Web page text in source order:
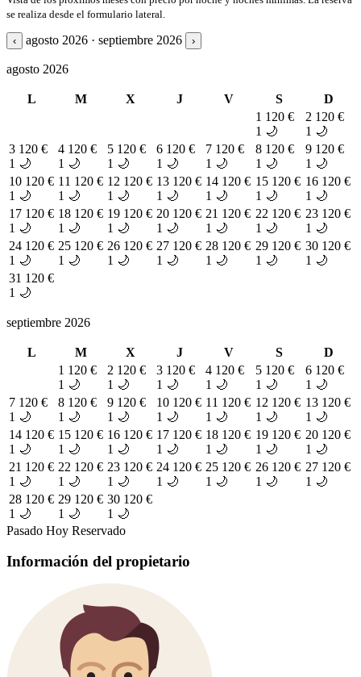
se realiza desde el formulario lateral.
‹ agosto 2026 · septiembre 2026 ›
agosto 2026
L M X J V S
D
1 120 €
1 🌙
2 120 €
1 🌙
3 120 €
1 🌙
4 120 €
1 🌙
5 120 €
1 🌙
6 120 €
1 🌙
7 120 €
1 🌙
8 120 €
1 🌙
9 120 €
1 🌙
10 120 €
1 🌙
11 120 €
1 🌙
12 120 €
1 🌙
13 120 €
1 🌙
14 120 €
1 🌙
15 120 €
1 🌙
16 120 €
1 🌙
17 120 €
1 🌙
18 120 €
1 🌙
19 120 €
1 🌙
20 120 €
1 🌙
21 120 €
1 🌙
22 120 €
1 🌙
23 120 €
1 🌙
24 120 €
1 🌙
25 120 €
1 🌙
26 120 €
1 🌙
27 120 €
1 🌙
28 120 €
1 🌙
29 120 €
1 🌙
30 120 €
1 🌙
31 120 €
1 🌙
septiembre 2026
L M X J V S
D
1 120 €
1 🌙
2 120 €
1 🌙
3 120 €
1 🌙
4 120 €
1 🌙
5 120 €
1 🌙
6 120 €
1 🌙
7 120 €
1 🌙
8 120 €
1 🌙
9 120 €
1 🌙
10 120 €
1 🌙
11 120 €
1 🌙
12 120 €
1 🌙
13 120 €
1 🌙
14 120 €
1 🌙
15 120 €
1 🌙
16 120 €
1 🌙
17 120 €
1 🌙
18 120 €
1 🌙
19 120 €
1 🌙
20 120 €
1 🌙
21 120 €
1 🌙
22 120 €
1 🌙
23 120 €
1 🌙
24 120 €
1 🌙
25 120 €
1 🌙
26 120 €
1 🌙
27 120 €
1 🌙
28 120 €
1 🌙
29 120 €
1 🌙
30 120 €
1 🌙
Pasado Hoy Reservado
Información del propietario